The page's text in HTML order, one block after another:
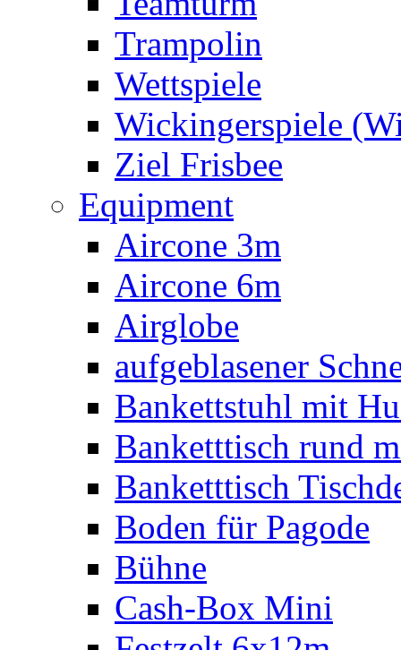
Trampolin
Wettspiele
Wickingerspiele
Ziel Frisbee
Equipment
Aircone 3m
Aircone 6m
Airglobe
aufgeblasener
Bankettstuhl mit
Banketttisch rund
Banketttisch
Boden für Pagode
Bühne
Cash-Box Mini